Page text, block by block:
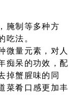
腌制等多种方
吃法。
微量元素，对人
痴呆的功效，配
掉蟹腥味的同
菜肴口感更加丰